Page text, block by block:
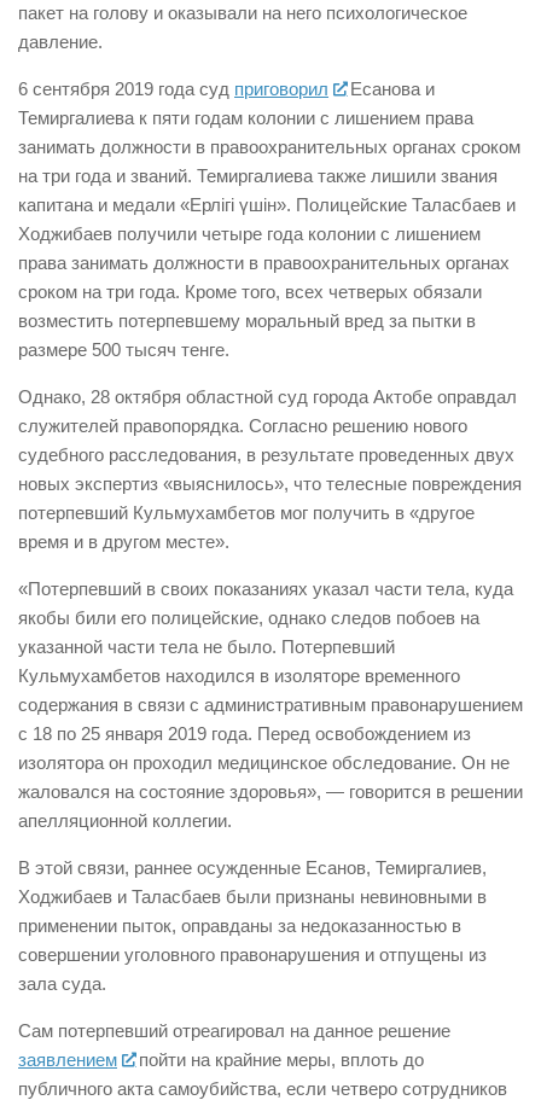
пакет на голову и оказывали на него психологическое
давление.
6 сентября 2019 года суд приговорил
Есанова и
Темиргалиева к пяти годам колонии с лишением права
занимать должности в правоохранительных органах сроком
на три года и званий. Темиргалиева также лишили звания
капитана и медали «Ерлігі үшін». Полицейские Таласбаев и
Ходжибаев получили четыре года колонии с лишением
права занимать должности в правоохранительных органах
сроком на три года. Кроме того, всех четверых обязали
возместить потерпевшему моральный вред за пытки в
размере 500 тысяч тенге.
Однако, 28 октября областной суд города Актобе оправдал
служителей правопорядка. Согласно решению нового
судебного расследования, в результате проведенных двух
новых экспертиз «выяснилось», что телесные повреждения
потерпевший Кульмухамбетов мог получить в «другое
время и в другом месте».
«Потерпевший в своих показаниях указал части тела, куда
якобы били его полицейские, однако следов побоев на
указанной части тела не было. Потерпевший
Кульмухамбетов находился в изоляторе временного
содержания в связи с административным правонарушением
с 18 по 25 января 2019 года. Перед освобождением из
изолятора он проходил медицинское обследование. Он не
жаловался на состояние здоровья», — говорится в решении
апелляционной коллегии.
В этой связи, раннее осужденные Есанов, Темиргалиев,
Ходжибаев и Таласбаев были признаны невиновными в
применении пыток, оправданы за недоказанностью в
совершении уголовного правонарушения и отпущены из
зала суда.
Сам потерпевший отреагировал на данное решение
заявлением
пойти на крайние меры, вплоть до
публичного акта самоубийства, если четверо сотрудников